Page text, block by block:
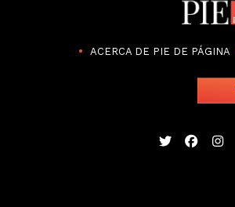
ACERCA DE PIE DE PÁGINA